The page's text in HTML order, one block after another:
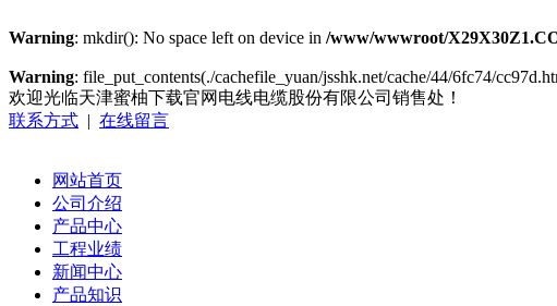
Warning: mkdir(): No space left on device in /www/wwwroot/
Warning: file_put_contents(./cachefile_yuan/jsshk.net/cache/44/6fc74/
欢迎光临天津蜜柚下载官网电线电缆股份有限公司销售处！
联系方式 | 在线留言
网站首页
公司介绍
产品中心
工程业绩
新闻中心
产品知识